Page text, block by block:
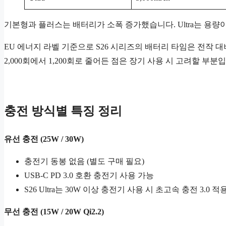
기본형과 플러스는 배터리가 소폭 증가했습니다. Ultra는 용
EU 에너지 라벨 기준으로 S26 시리즈의 배터리 타임은 전작
2,000회에서 1,200회로 줄어든 점은 장기 사용 시 고려할 부분
충전 방식별 특징 정리
유선 충전 (25W / 30W)
충전기 동봉 없음 (별도 구매 필요)
USB-C PD 3.0 호환 충전기 사용 가능
S26 Ultra는 30W 이상 충전기 사용 시 초고속 충전 3.0 적
무선 충전 (15W / 20W Qi2.2)